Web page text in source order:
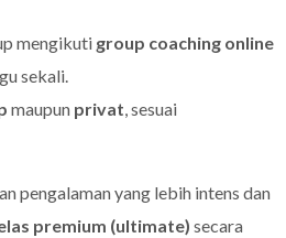
mengikuti group coaching online
sekali.
maupun privat, sesuai
pengalaman yang lebih intens dan
premium (ultimate) secara